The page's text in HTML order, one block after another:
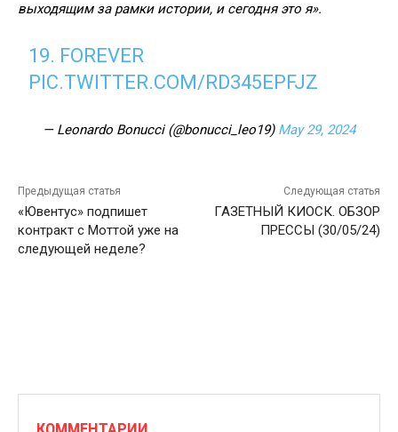
выходящим за рамки истории, и сегодня это я».
19.⁠ ⁠FOREVER
PIC.TWITTER.COM/RD345EPFJZ
— Leonardo Bonucci (@bonucci_leo19) May 29, 2024
Предыдущая статья
«Ювентус» подпишет
контракт с Моттой уже на
следующей неделе?
Следующая статья
ГАЗЕТНЫЙ КИОСК. ОБЗОР
ПРЕССЫ (30/05/24)